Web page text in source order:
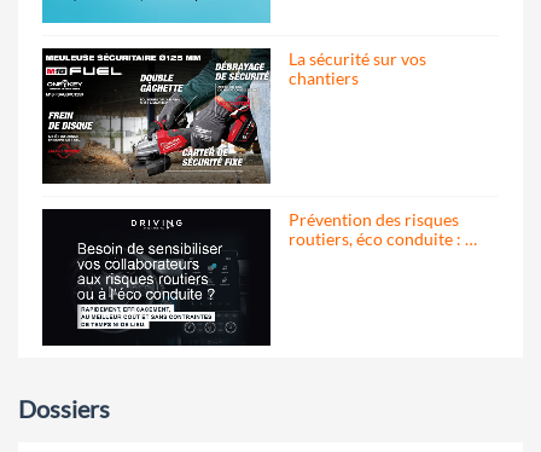
La sécurité sur vos
chantiers
Prévention des risques
routiers, éco conduite : …
Dossiers